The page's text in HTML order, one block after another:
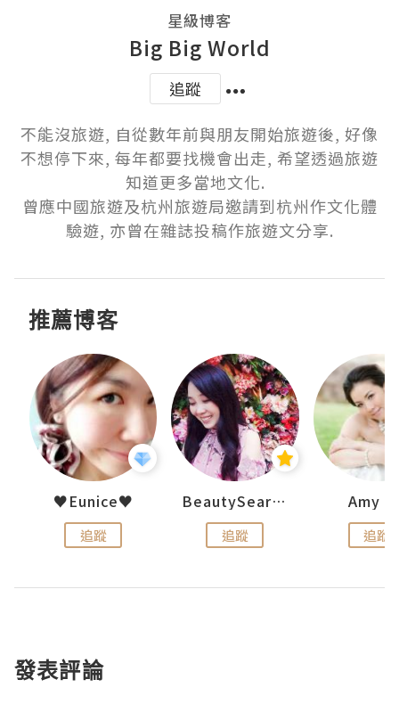
星級博客
Big Big World
追蹤
不能沒旅遊, 自從數年前與朋友開始旅遊後, 好像
不想停下來, 每年都要找機會出走, 希望透過旅遊
知道更多當地文化.
曾應中國旅遊及杭州旅遊局邀請到杭州作文化體
驗遊, 亦曾在雜誌投稿作旅遊文分享.
推薦博客
♥Eunice♥
追蹤
BeautySearch
追蹤
Amy
追蹤
發表評論